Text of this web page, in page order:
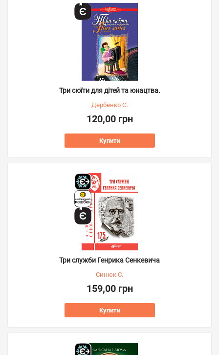
Три сюїти для дітей та юнацтва.
Дербенко Є.
120,00 грн
Купити
Три служби Генрика Сенкевича
Синюк С.
159,00 грн
Купити